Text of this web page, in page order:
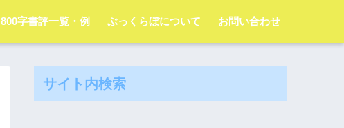
800字書評一覧・例 ぶっくらぼについて お問い合わせ
サイト内検索